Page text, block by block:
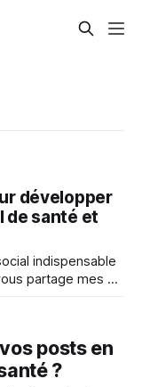
développer
de santé et
indispensable
partage mes 3
posts en
?